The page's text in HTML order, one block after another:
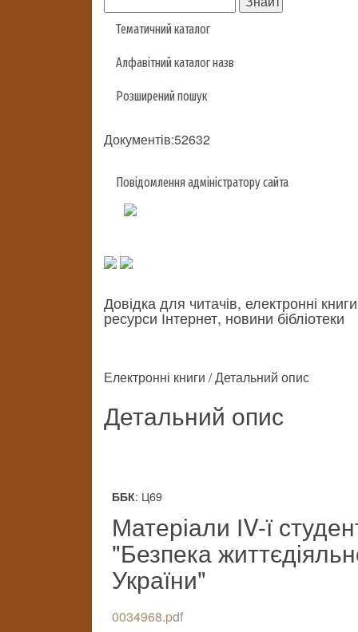
Тематичний каталог
Алфавітний каталог назв
Розширений пошук
Документів:52632
Повідомлення адміністратору сайта
Довідка для читачів, електронні
ресурси Інтернет, новини бібліотеки
Електронні книги / Детальний опис
Детальний опис
ББК: Ц69
Матеріали ІV-ї
"Безпека
України"
0034968.pdf